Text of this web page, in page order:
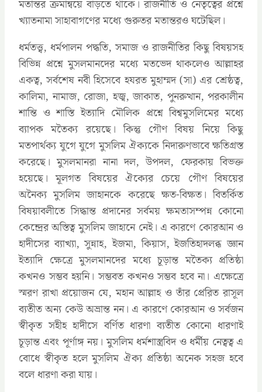
মতান্তর ক্রমান্বয়ে বাড়তে থাকে। রাজনীতি ও নেতৃত্বের প্রশ্নে
খ্যাতনামা সাহাবাগণের মধ্যে গুরুতর মতান্তরও ঘটেছিল।
ধর্মতত্ত্ব, ধর্মপালন পদ্ধতি, সমাজ ও রাজনীতির কিছু বিষয়সহ
বিভিন্ন প্রশ্নে মুসলমানদের মধ্যে মতভেদ থাকলেও আল্লাহর
একত্ব, সর্বশেষ নবী হিসেবে হযরত মুহাম্মদ (সা) এর শ্রেষ্ঠত্ব,
কালিমা, নামাজ, রোজা, হজ্ব, জাকাত, পুনরুত্থান, পরকালীন
শান্তি ও শাস্তি ইত্যাদি মৌলিক প্রশ্নে বিশ্বমুসলিমের মধ্যে
ব্যাপক মতৈক্য রয়েছে। কিন্তু গৌণ বিষয় নিয়ে কিছু
মতপার্থক্য যুগে যুগে মুসলিম ঐক্যকে নিদারুণভাবে ক্ষতিগ্রস্ত
করেছে। মুসলমানরা নানা দল, উপদল, ফেরকায় বিভক্ত
হয়েছে। মূলগত বিষয়ের ঐক্যের চেয়ে গৌণ বিষয়ের
অনৈক্য মুসলিম জাহানকে করেছে ক্ষত-বিক্ষত। বিতর্কিত
বিষয়াবলীতে সিদ্ধান্ত প্রদানের সর্বময় ক্ষমতাসম্পন্ন কোনো
কেন্দ্রের অস্তিত্ব মুসলিম জাহানে নেই। এ কারণে কোরআন ও
হাদীসের ব্যাখ্যা, সুন্নাহ, ইজমা, কিয়াস, ইজতিহাদলব্ধ জ্ঞান
ইত্যাদি ক্ষেত্রে মুসলমানদের মধ্যে চূড়ান্ত মতৈক্য প্রতিষ্ঠা
কখনও সম্ভব হয়নি। সম্ভবত কখনও সম্ভব হবে না। এক্ষেত্রে
স্মরণ রাখা প্রয়োজন যে, মহান আল্লাহ ও তাঁর প্রেরিত রাসূল
ব্যতীত অন্য কেউ অভ্রান্ত নন। এ কারণে কোরআন ও সর্বজন
স্বীকৃত সহীহ হাদীসে বর্ণিত ধারণা ব্যতীত কোনো ধারণাই
চূড়ান্ত এবং পূর্ণাঙ্গ নয়। মুসলিম ধর্মশাস্ত্রবিদ ও ধর্মীয় নেত্বত্ব এ
বোধে স্বীকৃত হলে মুসলিম ঐক্য প্রতিষ্ঠা অনেক সহজ হবে
বলে ধারণা করা যায়।